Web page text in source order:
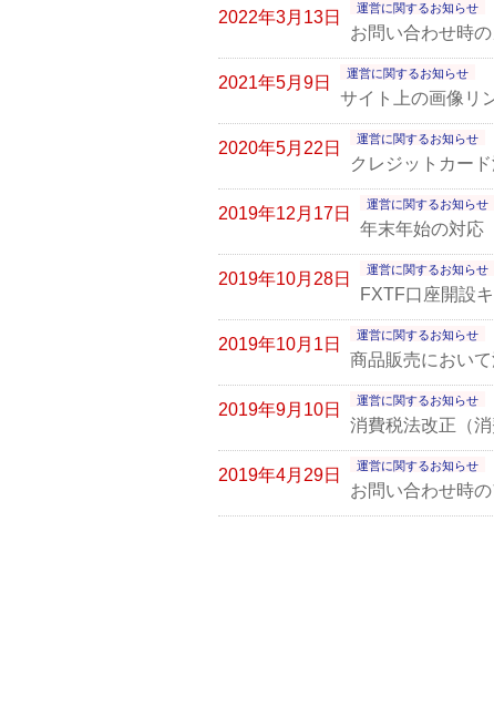
2022年3月13日 運営に関するお知らせ
お問い合わせ時
2021年5月9日 運営に関するお知らせ
サイト上の画像リ
2020年5月22日 運営に関するお知らせ
クレジットカー
2019年12月17日 運営に関するお知らせ
年末年始の対応
2019年10月28日 運営に関するお知らせ
FXTF口座開設
2019年10月1日 運営に関するお知らせ
商品販売におい
2019年9月10日 運営に関するお知らせ
消費税法改正（
2019年4月29日 運営に関するお知らせ
お問い合わせ時